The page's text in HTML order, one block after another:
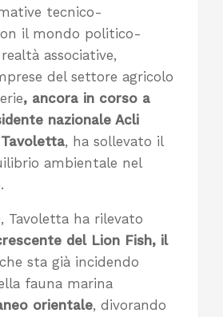
tecnico-
il mondo politico-
associative,
del settore agricolo
, ancora in corso a
nazionale Acli
Tavoletta, ha sollevato il
ambientale nel
Tavoletta ha rilevato
del Lion Fish, il
che sta già incidendo
fauna marina
orientale, divorando